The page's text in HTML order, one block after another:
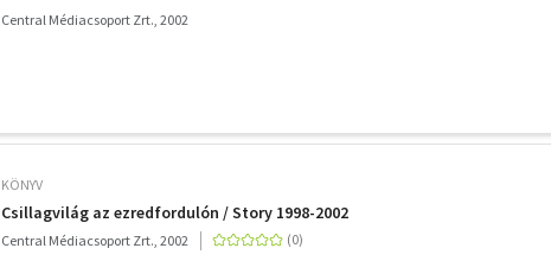
Central Médiacsoport Zrt., 2002
KÖNYV
Csillagvilág az ezredfordulón / Story 1998-2002
Central Médiacsoport Zrt., 2002